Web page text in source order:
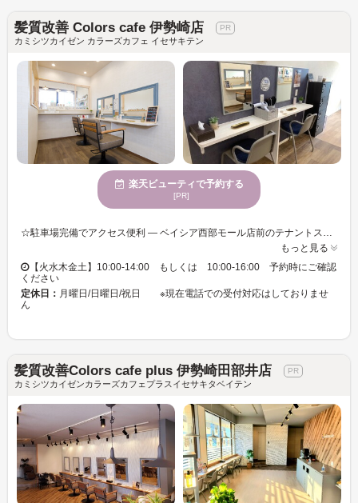
髪質改善 Colors cafe 伊勢崎店
カミシツカイゼン カラーズカフェ イセサキテン
楽天ビューティで予約する
[PR]
もっと見る
【火水木金土】10:00-14:00 もしくは 10:00-16:00 予約時にご確認
ください
定休日： 月曜日/日曜日/祝日 ※現在電話での受付対応はしておりませ
ん
髪質改善Colors cafe plus 伊勢崎田部井店
カミシツカイゼンカラーズカフェプラスイセサキタベイテン